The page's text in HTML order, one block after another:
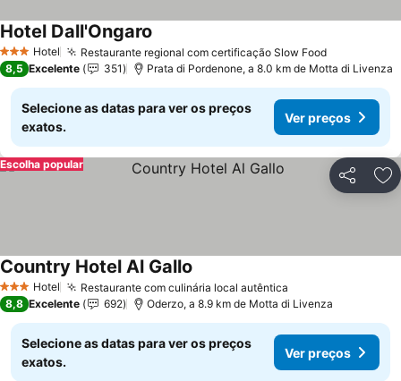
3 EstrelasHotel Restaurante regional com certificação Slow Food
Hotel Dall'Ongaro
8,5 Excelente 351 Prata di Pordenone, a 8.0 km de Motta di Livenza
Selecione as datas para ver os preços
exatos.
Ver preços
Partilhar
Escolha popular
3 EstrelasHotel Restaurante com culinária local autêntica
Country Hotel Al Gallo
8,8 Excelente 692 Oderzo, a 8.9 km de Motta di Livenza
Selecione as datas para ver os preços
exatos.
Ver preços